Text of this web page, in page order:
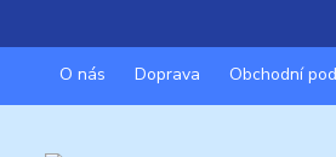
O nás Doprava Obchodní